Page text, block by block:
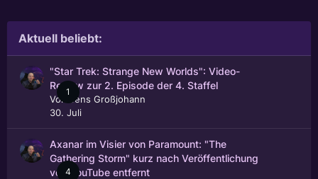
Aktuell beliebt:
1
"Star Trek: Strange New Worlds": Video-
Review zur 2. Episode der 4. Staffel
Von
Jens Großjohann
30. Juli
4
Axanar im Visier von Paramount: "The
Gathering Storm" kurz nach Veröffentlichung
von YouTube entfernt